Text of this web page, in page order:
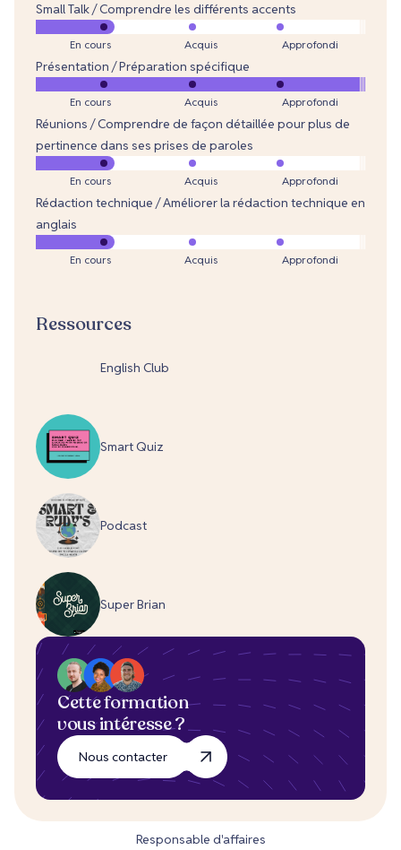
Small Talk / Comprendre les différents accents
En cours Acquis Approfondi
Présentation / Préparation spécifique
En cours Acquis Approfondi
Réunions / Comprendre de façon détaillée pour plus de
pertinence dans ses prises de paroles
En cours Acquis Approfondi
Rédaction technique / Améliorer la rédaction technique en
anglais
En cours Acquis Approfondi
Ressources
English Club
Smart Quiz
Podcast
Super Brian
Cette formation
vous intéresse ?
Nous contacter
Responsable d'affaires